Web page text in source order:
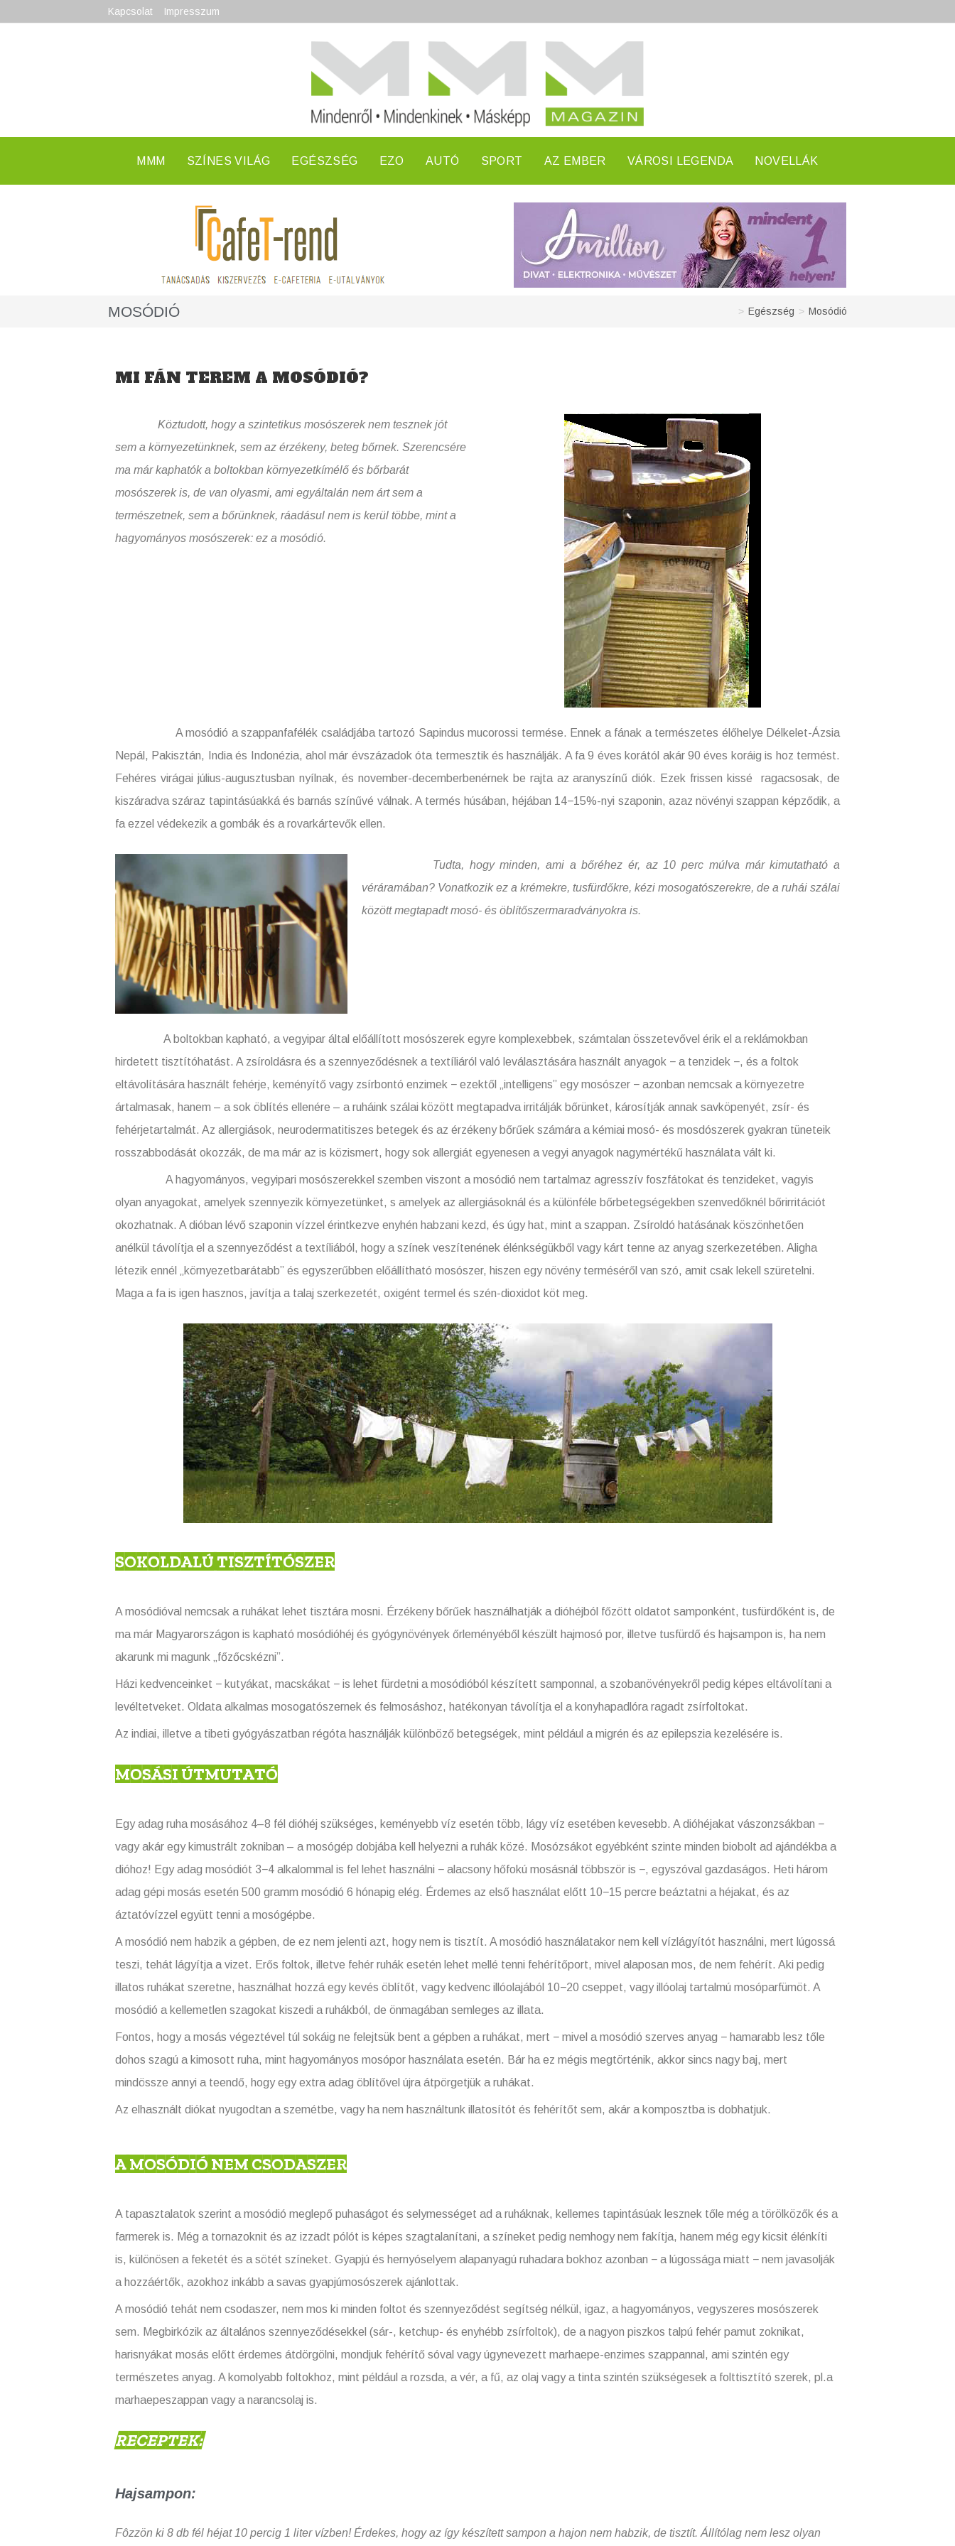
Kapcsolat Impresszum
MMM SZÍNES VILÁG EGÉSZSÉG EZO AUTÓ SPORT AZ EMBER VÁROSI LEGENDA NOVELLÁK
MOSÓDIÓ > Egészség > Mosódió
MI FÁN TEREM A MOSÓDIÓ?
Köztudott, hogy a szintetikus mosószerek nem tesznek jót
sem a környezetünknek, sem az érzékeny, beteg bőrnek. Szerencsére
ma már kaphatók a boltokban környezetkímélő és bőrbarát
mosószerek is, de van olyasmi, ami egyáltalán nem árt sem a
természetnek, sem a bőrünknek, ráadásul nem is kerül többe, mint a
hagyományos mosószerek: ez a mosódió.
A mosódió a szappanfafélék családjába tartozó Sapindus mucorossi termése. Ennek a fának a természetes élőhelye Délkelet-Ázsia
Nepál, Pakisztán, India és Indonézia, ahol már évszázadok óta termesztik és használják. A fa 9 éves korától akár 90 éves koráig is hoz termést.
Fehéres virágai július-augusztusban nyílnak, és november-decemberbenérnek be rajta az aranyszínű diók. Ezek frissen kissé ragacsosak, de
kiszáradva száraz tapintásúakká és barnás színűvé válnak. A termés húsában, héjában 14−15%-nyi szaponin, azaz növényi szappan képződik, a
fa ezzel védekezik a gombák és a rovarkártevők ellen.
Tudta, hogy minden, ami a bőréhez ér, az 10 perc múlva már kimutatható a
véráramában? Vonatkozik ez a krémekre, tusfürdőkre, kézi mosogatószerekre, de a ruhái szálai
között megtapadt mosó- és öblítőszermaradványokra is.
A boltokban kapható, a vegyipar által előállított mosószerek egyre komplexebbek, számtalan összetevővel érik el a reklámokban
hirdetett tisztítóhatást. A zsíroldásra és a szennyeződésnek a textíliáról való leválasztására használt anyagok − a tenzidek −, és a foltok
eltávolítására használt fehérje, keményítő vagy zsírbontó enzimek − ezektől „intelligens” egy mosószer − azonban nemcsak a környezetre
ártalmasak, hanem – a sok öblítés ellenére – a ruháink szálai között megtapadva irritálják bőrünket, károsítják annak savköpenyét, zsír- és
fehérjetartalmát. Az allergiások, neurodermatitiszes betegek és az érzékeny bőrűek számára a kémiai mosó- és mosdószerek gyakran tüneteik
rosszabbodását okozzák, de ma már az is közismert, hogy sok allergiát egyenesen a vegyi anyagok nagymértékű használata vált ki.
A hagyományos, vegyipari mosószerekkel szemben viszont a mosódió nem tartalmaz agresszív foszfátokat és tenzideket, vagyis
olyan anyagokat, amelyek szennyezik környezetünket, s amelyek az allergiásoknál és a különféle bőrbetegségekben szenvedőknél bőrirritációt
okozhatnak. A dióban lévő szaponin vízzel érintkezve enyhén habzani kezd, és úgy hat, mint a szappan. Zsíroldó hatásának köszönhetően
anélkül távolítja el a szennyeződést a textíliából, hogy a színek veszítenének élénkségükből vagy kárt tenne az anyag szerkezetében. Aligha
létezik ennél „környezetbarátabb” és egyszerűbben előállítható mosószer, hiszen egy növény terméséről van szó, amit csak lekell szüretelni.
Maga a fa is igen hasznos, javítja a talaj szerkezetét, oxigént termel és szén-dioxidot köt meg.
SOKOLDALÚ TISZTÍTÓSZER
A mosódióval nemcsak a ruhákat lehet tisztára mosni. Érzékeny bőrűek használhatják a dióhéjból főzött oldatot samponként, tusfürdőként is, de
ma már Magyarországon is kapható mosódióhéj és gyógynövények őrleményéből készült hajmosó por, illetve tusfürdő és hajsampon is, ha nem
akarunk mi magunk „főzőcskézni”.
Házi kedvenceinket − kutyákat, macskákat − is lehet fürdetni a mosódióból készített samponnal, a szobanövényekről pedig képes eltávolítani a
levéltetveket. Oldata alkalmas mosogatószernek és felmosáshoz, hatékonyan távolítja el a konyhapadlóra ragadt zsírfoltokat.
Az indiai, illetve a tibeti gyógyászatban régóta használják különböző betegségek, mint például a migrén és az epilepszia kezelésére is.
MOSÁSI ÚTMUTATÓ
Egy adag ruha mosásához 4–8 fél dióhéj szükséges, keményebb víz esetén több, lágy víz esetében kevesebb. A dióhéjakat vászonzsákban −
vagy akár egy kimustrált zokniban – a mosógép dobjába kell helyezni a ruhák közé. Mosózsákot egyébként szinte minden biobolt ad ajándékba a
dióhoz! Egy adag mosódiót 3−4 alkalommal is fel lehet használni − alacsony hőfokú mosásnál többször is −, egyszóval gazdaságos. Heti három
adag gépi mosás esetén 500 gramm mosódió 6 hónapig elég. Érdemes az első használat előtt 10−15 percre beáztatni a héjakat, és az
áztatóvízzel együtt tenni a mosógépbe.
A mosódió nem habzik a gépben, de ez nem jelenti azt, hogy nem is tisztít. A mosódió használatakor nem kell vízlágyítót használni, mert lúgossá
teszi, tehát lágyítja a vizet. Erős foltok, illetve fehér ruhák esetén lehet mellé tenni fehérítőport, mivel alaposan mos, de nem fehérít. Aki pedig
illatos ruhákat szeretne, használhat hozzá egy kevés öblítőt, vagy kedvenc illóolajából 10−20 cseppet, vagy illóolaj tartalmú mosóparfümöt. A
mosódió a kellemetlen szagokat kiszedi a ruhákból, de önmagában semleges az illata.
Fontos, hogy a mosás végeztével túl sokáig ne felejtsük bent a gépben a ruhákat, mert − mivel a mosódió szerves anyag − hamarabb lesz tőle
dohos szagú a kimosott ruha, mint hagyományos mosópor használata esetén. Bár ha ez mégis megtörténik, akkor sincs nagy baj, mert
mindössze annyi a teendő, hogy egy extra adag öblítővel újra átpörgetjük a ruhákat.
Az elhasznált diókat nyugodtan a szemétbe, vagy ha nem használtunk illatosítót és fehérítőt sem, akár a komposztba is dobhatjuk.
A MOSÓDIÓ NEM CSODASZER
A tapasztalatok szerint a mosódió meglepő puhaságot és selymességet ad a ruháknak, kellemes tapintásúak lesznek tőle még a törölközők és a
farmerek is. Még a tornazoknit és az izzadt pólót is képes szagtalanítani, a színeket pedig nemhogy nem fakítja, hanem még egy kicsit élénkíti
is, különösen a feketét és a sötét színeket. Gyapjú és hernyóselyem alapanyagú ruhadara bokhoz azonban − a lúgossága miatt − nem javasolják
a hozzáértők, azokhoz inkább a savas gyapjúmosószerek ajánlottak.
A mosódió tehát nem csodaszer, nem mos ki minden foltot és szennyeződést segítség nélkül, igaz, a hagyományos, vegyszeres mosószerek
sem. Megbirkózik az általános szennyeződésekkel (sár-, ketchup- és enyhébb zsírfoltok), de a nagyon piszkos talpú fehér pamut zoknikat,
harisnyákat mosás előtt érdemes átdörgölni, mondjuk fehérítő sóval vagy úgynevezett marhaepe-enzimes szappannal, ami szintén egy
természetes anyag. A komolyabb foltokhoz, mint például a rozsda, a vér, a fű, az olaj vagy a tinta szintén szükségesek a folttisztító szerek, pl.a
marhaepeszappan vagy a narancsolaj is.
RECEPTEK:
Hajsampon:
Fôzzön ki 8 db fél héjat 10 percig 1 liter vízben! Érdekes, hogy az így készített sampon a hajon nem habzik, de tisztít. Állítólag nem lesz olyan